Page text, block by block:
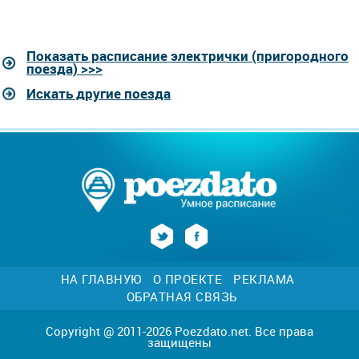
Показать расписание электрички (пригородного
поезда) >>>
Искать другие поезда
НА ГЛАВНУЮ О ПРОЕКТЕ
РЕКЛАМА
ОБРАТНАЯ СВЯЗЬ
Copyright @ 2011-2026 Poezdato.net. Все права
защищены